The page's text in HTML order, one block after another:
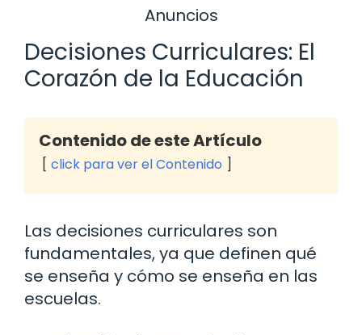
Anuncios
Decisiones Curriculares: El
Corazón de la Educación
Contenido de este Artículo
click para ver el Contenido
Las decisiones curriculares son
fundamentales, ya que definen qué
se enseña y cómo se enseña en las
escuelas.